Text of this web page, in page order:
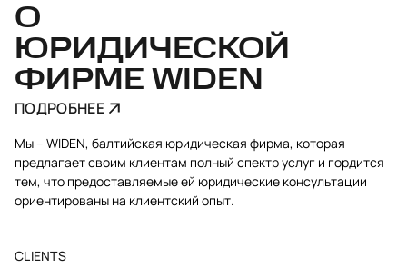
О
ЮРИДИЧЕСКОЙ
ФИРМЕ WIDEN
ПОДРОБНЕЕ
Мы – WIDEN, балтийская юридическая фирма, которая
предлагает своим клиентам полный спектр услуг и гордится
тем, что предоставляемые ей юридические консультации
ориентированы на клиентский опыт.
CLIENTS